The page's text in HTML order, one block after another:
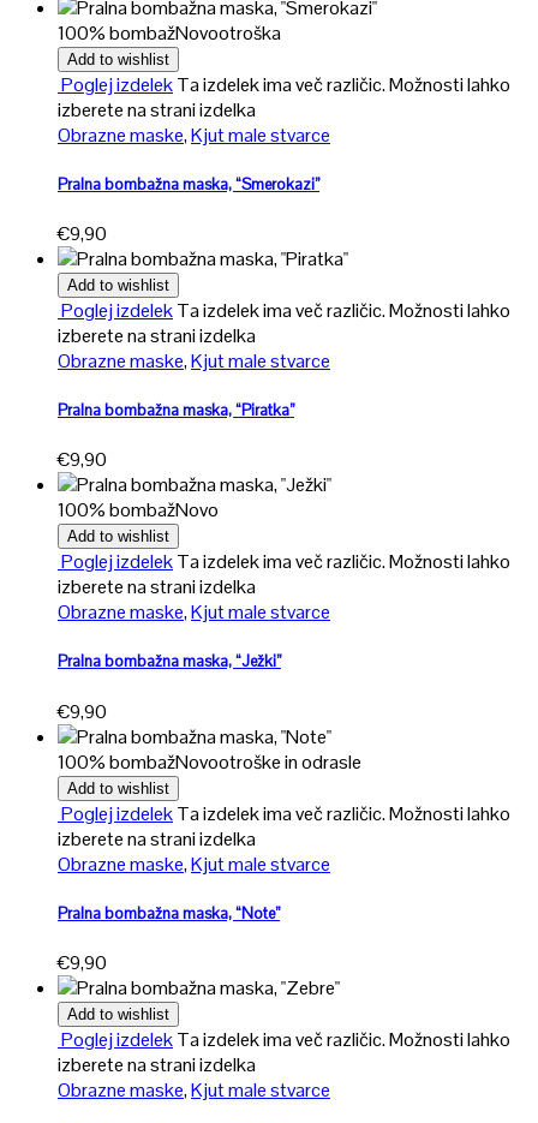
100% bombažNovootroška
Add to wishlist
Poglej izdelekTa izdelek ima več različic. Možnosti lahko
izberete na strani izdelka
Obrazne maske,Kjut male stvarce
Pralna bombažna maska, “Smerokazi”
€9,90
Add to wishlist
Poglej izdelekTa izdelek ima več različic. Možnosti lahko
izberete na strani izdelka
Obrazne maske,Kjut male stvarce
Pralna bombažna maska, “Piratka”
€9,90
100% bombažNovo
Add to wishlist
Poglej izdelekTa izdelek ima več različic. Možnosti lahko
izberete na strani izdelka
Obrazne maske,Kjut male stvarce
Pralna bombažna maska, “Ježki”
€9,90
100% bombažNovootroške in odrasle
Add to wishlist
Poglej izdelekTa izdelek ima več različic. Možnosti lahko
izberete na strani izdelka
Obrazne maske,Kjut male stvarce
Pralna bombažna maska, “Note”
€9,90
Add to wishlist
Poglej izdelekTa izdelek ima več različic. Možnosti lahko
izberete na strani izdelka
Obrazne maske,Kjut male stvarce